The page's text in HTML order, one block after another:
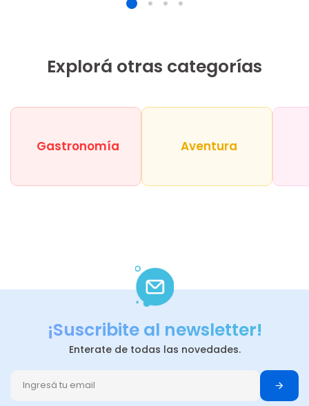
Explorá otras categorías
Gastronomía Aventura
¡Suscribite al newsletter!
Enterate de todas las novedades.